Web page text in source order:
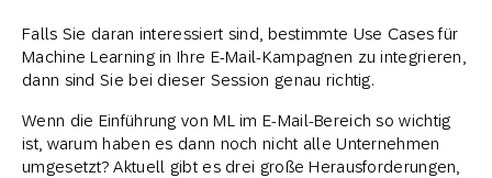
Falls Sie daran interessiert sind, bestimmte Use Cases für
Machine Learning in Ihre E-Mail-Kampagnen zu integrieren,
dann sind Sie bei dieser Session genau richtig.
Wenn die Einführung von ML im E-Mail-Bereich so wichtig
ist, warum haben es dann noch nicht alle Unternehmen
umgesetzt? Aktuell gibt es drei große Herausforderungen,